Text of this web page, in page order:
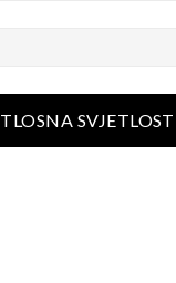
SVJETLOST